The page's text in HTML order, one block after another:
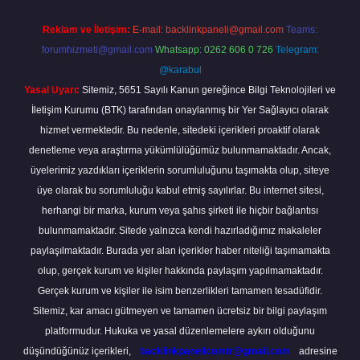
Reklam ve İletişim: E-mail: backlinkpaneli@gmail.com Teams:
forumhizmeti@gmail.com Whatsapp: 0262 606 0 726 Telegram:
@karabul
Yasal Uyarı: Sitemiz, 5651 Sayılı Kanun gereğince Bilgi Teknolojileri ve
İletişim Kurumu (BTK) tarafından onaylanmış bir Yer Sağlayıcı olarak
hizmet vermektedir. Bu nedenle, sitedeki içerikleri proaktif olarak
denetleme veya araştırma yükümlülüğümüz bulunmamaktadır. Ancak,
üyelerimiz yazdıkları içeriklerin sorumluluğunu taşımakta olup, siteye
üye olarak bu sorumluluğu kabul etmiş sayılırlar. Bu internet sitesi,
herhangi bir marka, kurum veya şahıs şirketi ile hiçbir bağlantısı
bulunmamaktadır. Sitede yalnızca kendi hazırladığımız makaleler
paylaşılmaktadır. Burada yer alan içerikler haber niteliği taşımamakta
olup, gerçek kurum ve kişiler hakkında paylaşım yapılmamaktadır.
Gerçek kurum ve kişiler ile isim benzerlikleri tamamen tesadüfidir.
Sitemiz, kar amacı gütmeyen ve tamamen ücretsiz bir bilgi paylaşım
platformudur. Hukuka ve yasal düzenlemelere aykırı olduğunu
düşündüğünüz içerikleri,
backlinkpanelicomtr@gmail.com adresine